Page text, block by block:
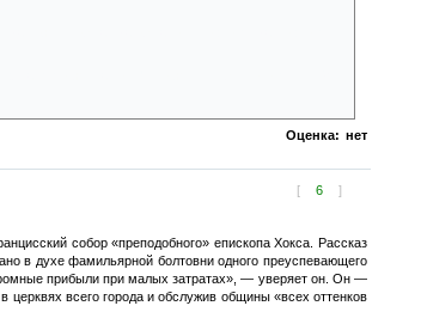
Оценка: нет
[ 6 ]
собор «преподобного» епископа Хокса. Рассказ
в духе фамильярной болтовни одного преуспевающего
прибыли при малых затратах», — уверяет он. Он —
всего города и обслужив общины «всех оттенков